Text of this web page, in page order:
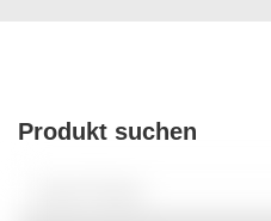
Produkt suchen